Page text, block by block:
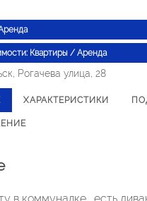
Квартиры / Аренда
Рогачева улица, 28
ХАРАКТЕРИСТИКИ